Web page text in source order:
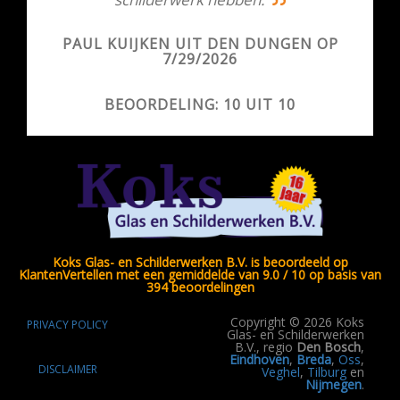
PAUL KUIJKEN UIT DEN DUNGEN OP
7/29/2026
BEOORDELING: 10 UIT 10
Koks Glas- en Schilderwerken B.V. is beoordeeld op
KlantenVertellen met een gemiddelde van 9.0 / 10 op basis van
394 beoordelingen
PRIVACY POLICY
DISCLAIMER
Copyright © 2026 Koks
Glas- en Schilderwerken
B.V., regio Den Bosch,
Eindhoven, Breda, Oss,
Veghel, Tilburg en
Nijmegen.